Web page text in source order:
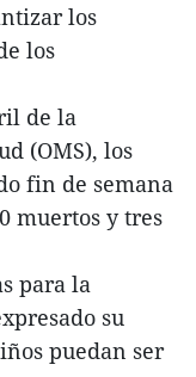
los
los
de la
(OMS), los
fin de semana
muertos y tres
para la
su
puedan ser